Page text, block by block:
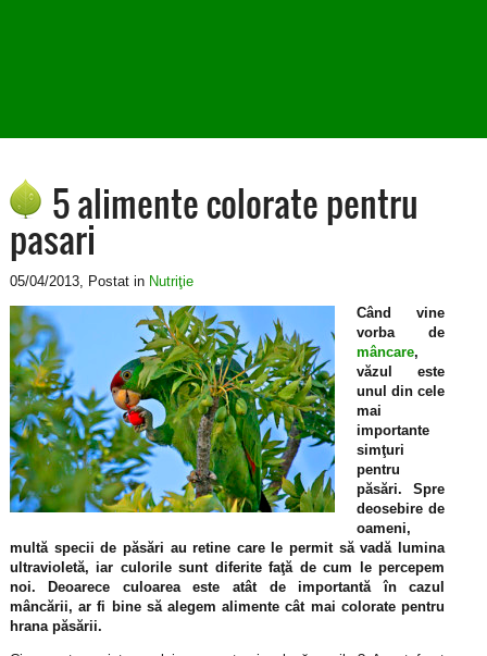
5 alimente colorate pentru
pasari
05/04/2013, Postat in Nutriţie
Când vine
vorba de
mâncare,
văzul este
unul din cele
mai
importante
simţuri
pentru
păsări. Spre
deosebire de
oameni,
multă specii de păsări au retine care le permit să vadă lumina
ultravioletă, iar culorile sunt diferite faţă de cum le percepem
noi. Deoarece culoarea este atât de importantă în cazul
mâncării, ar fi bine să alegem alimente cât mai colorate pentru
hrana păsării.